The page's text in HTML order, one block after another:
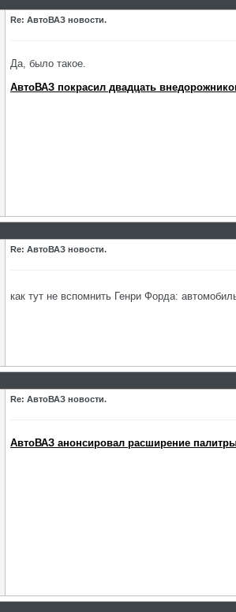
Re: АвтоВАЗ новости.
Да, было такое.
АвтоВАЗ покрасил двадцать
Re: АвтоВАЗ новости.
как тут не вспомнить Генри Форда:
Re: АвтоВАЗ новости.
АвтоВАЗ анонсировал расширение